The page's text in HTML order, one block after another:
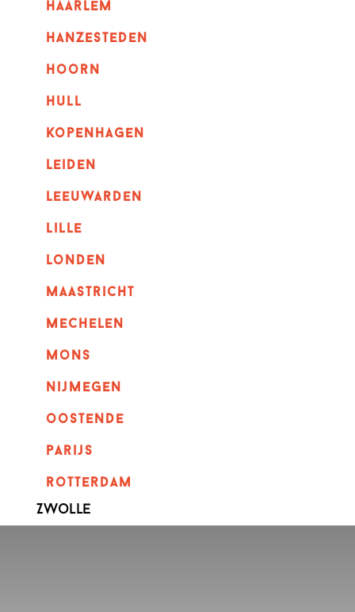
haarlem
hanzesteden
hoorn
hull
kopenhagen
leiden
leeuwarden
lille
londen
maastricht
mechelen
mons
nijmegen
oostende
parijs
rotterdam
Zwolle